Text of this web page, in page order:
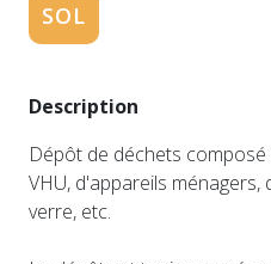
SOL
Description
Dépôt de déchets
VHU, d'appareils ménagers,
verre, etc.